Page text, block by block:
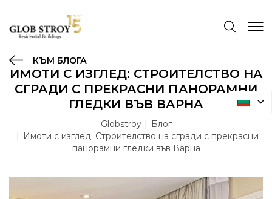
КЪМ БЛОГА
ИМОТИ С ИЗГЛЕД: СТРОИТЕЛСТВО НА
СГРАДИ С ПРЕКРАСНИ ПАНОРАМНИ
ГЛЕДКИ ВЪВ ВАРНА
Globstroy
Блог
Имоти с изглед: Строителство на сгради с прекрасни
панорамни гледки във Варна